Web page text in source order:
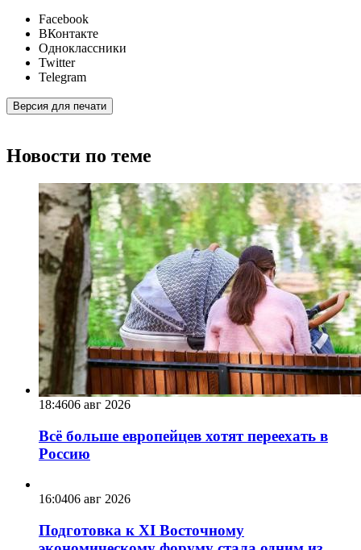
Facebook
ВКонтакте
Одноклассники
Twitter
Telegram
Версия для печати
Новости по теме
18:4606 авг 2026
Всё больше европейцев хотят переехать в
Россию
16:0406 авг 2026
Подготовка к XI Восточному